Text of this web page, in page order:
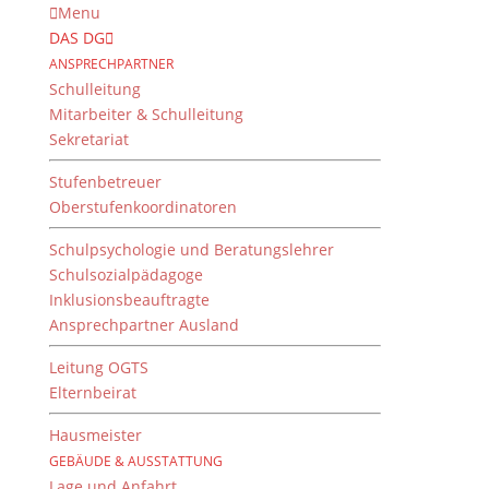
Menu
DAS DG
ANSPRECHPARTNER
Schulleitung
Mitarbeiter & Schulleitung
Sekretariat
Stufenbetreuer
Oberstufenkoordinatoren
Schulpsychologie und Beratungslehrer
Schulsozialpädagoge
Inklusionsbeauftragte
Ansprechpartner Ausland
Leitung OGTS
Elternbeirat
Hausmeister
GEBÄUDE & AUSSTATTUNG
Von der Wand in die
Hand
18. Januar 2018